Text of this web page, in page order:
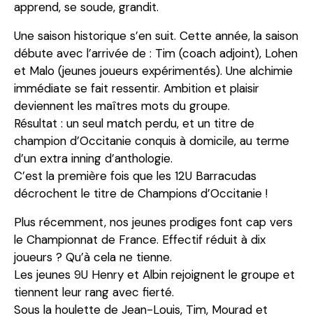
apprend, se soude, grandit.
Une saison historique s’en suit. Cette année, la saison
débute avec l’arrivée de : Tim (coach adjoint), Lohen
et Malo (jeunes joueurs expérimentés). Une alchimie
immédiate se fait ressentir. Ambition et plaisir
deviennent les maîtres mots du groupe.
Résultat : un seul match perdu, et un titre de
champion d’Occitanie conquis à domicile, au terme
d’un extra inning d’anthologie.
C’est la première fois que les 12U Barracudas
décrochent le titre de Champions d’Occitanie !
Plus récemment, nos jeunes prodiges font cap vers
le Championnat de France. Effectif réduit à dix
joueurs ? Qu’à cela ne tienne.
Les jeunes 9U Henry et Albin rejoignent le groupe et
tiennent leur rang avec fierté.
Sous la houlette de Jean-Louis, Tim, Mourad et